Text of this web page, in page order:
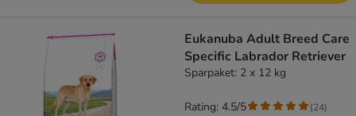
Eukanuba Adult Breed Care
Specific Labrador Retriever
Sparpaket: 2 x 12 kg
Rating: 4.5/5 (24)